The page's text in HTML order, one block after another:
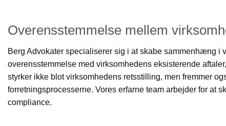
Overensstemmelse mellem
Berg Advokater specialiserer sig i at skabe sammenhæng i
overensstemmelse med virksomhedens eksisterende
styrker ikke blot virksomhedens retsstilling, men fremmer
forretningsprocesserne. Vores erfarne team arbejder for at
compliance.